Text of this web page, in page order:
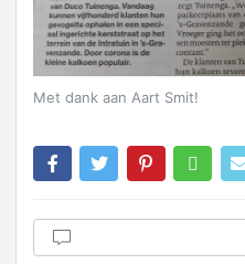
Met dank aan Aart Smit!